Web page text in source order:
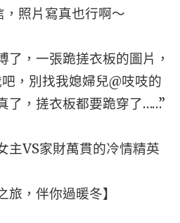
照片寫真也行啊～
了，一張跪搓衣板的圖片，
，別找我媳婦兒@吱吱的
了，搓衣板都要跪穿了……”
主VS家財萬貫的冷情精英
旅，伴你過暖冬】